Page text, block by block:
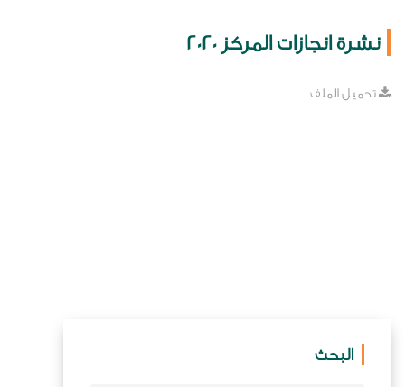
نشرة انجازات المركز 2020
البحث